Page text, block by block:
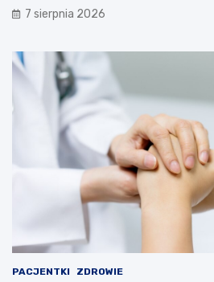
7 sierpnia 2026
PACJENTKI ZDROWIE